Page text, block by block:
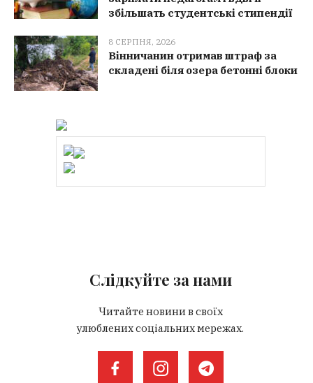
збільшать студентські стипендії
8 СЕРПНЯ, 2026
Вінничанин отримав штраф за
складені біля озера бетонні блоки
Слідкуйте за нами
Читайте новини в своїх
улюблених соціальних мережах.